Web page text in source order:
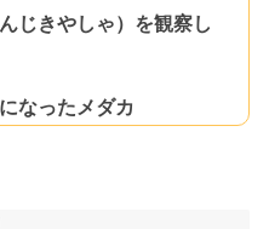
じきやしゃ）を観察し
なったメダカ